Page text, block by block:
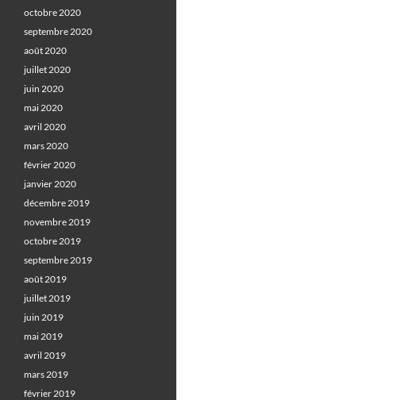
octobre 2020
septembre 2020
août 2020
juillet 2020
juin 2020
mai 2020
avril 2020
mars 2020
février 2020
janvier 2020
décembre 2019
novembre 2019
octobre 2019
septembre 2019
août 2019
juillet 2019
juin 2019
mai 2019
avril 2019
mars 2019
février 2019